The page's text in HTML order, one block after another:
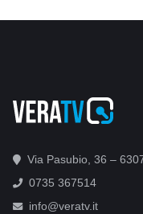
Via Pasubio, 36 –
0735 367514
info@veratv.it